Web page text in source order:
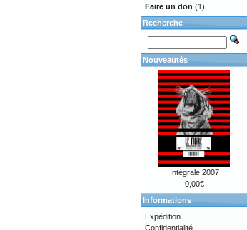
Faire un don (1)
Recherche
Nouveautés
Intégrale 2007
0,00€
Informations
Expédition
Confidentialité